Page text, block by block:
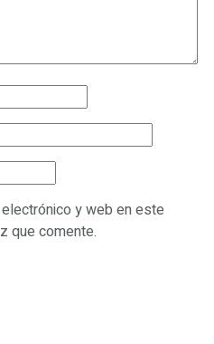
y web en este
que comente.